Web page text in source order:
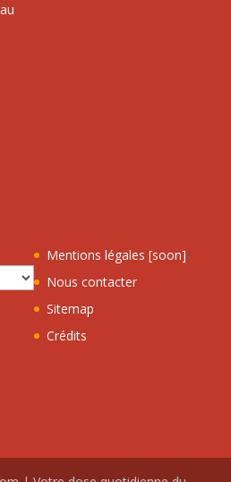
Mentions légales [soon]
Nous contacter
Sitemap
Crédits